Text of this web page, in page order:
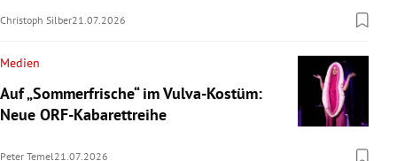
Christoph Silber21.07.2026
Medien
Auf „Sommerfrische“ im Vulva-Kostüm:
Neue ORF-Kabarettreihe
Peter Temel21.07.2026